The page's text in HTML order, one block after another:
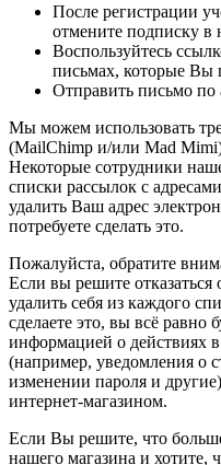
После регистрации
отмените подписку в
Воспользуйтесь
письмах, которые Вы
Отправить письмо по
Мы можем использовать
(MailChimp и/или Mad
Некоторые сотрудники
списки рассылок с
удалить Ваш адрес
потребуете сделать это.
Пожалуйста, обратите
Если вы решите отказаться
удалить себя из каждого
сделаете это, вы всё равно
информацией о действиях
(например, уведомления о
изменении пароля и
интернет-магазином.
Если Вы решите, что
нашего магазина и